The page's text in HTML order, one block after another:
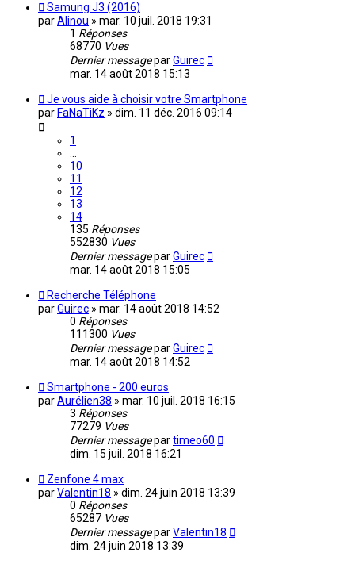
Samung J3 (2016)
parAlinou » mar. 10 juil. 2018 19:31
1 Réponses
68770 Vues
Dernier messageparGuirec
mar. 14 août 2018 15:13
Je vous aide à choisir votre Smartphone
par FaNaTiKz » dim. 11 déc. 2016 09:14
1
…
10
11
12
13
14
135 Réponses
552830 Vues
Dernier messageparGuirec
mar. 14 août 2018 15:05
Recherche Téléphone
parGuirec » mar. 14 août 2018 14:52
0 Réponses
111300 Vues
Dernier messageparGuirec
mar. 14 août 2018 14:52
Smartphone - 200 euros
parAurélien38 » mar. 10 juil. 2018 16:15
3 Réponses
77279 Vues
Dernier messagepartimeo60
dim. 15 juil. 2018 16:21
Zenfone 4 max
parValentin18 » dim. 24 juin 2018 13:39
0 Réponses
65287 Vues
Dernier messageparValentin18
dim. 24 juin 2018 13:39